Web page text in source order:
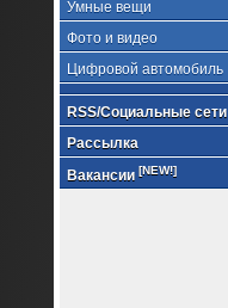
Умные вещи
Фото и видео
Цифровой автомобиль
RSS/Социальные сети
Рассылка
Вакансии [NEW!]